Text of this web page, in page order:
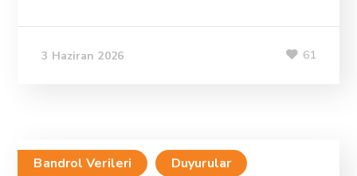
3 Haziran 2026 61
Bandrol Verileri
Duyurular